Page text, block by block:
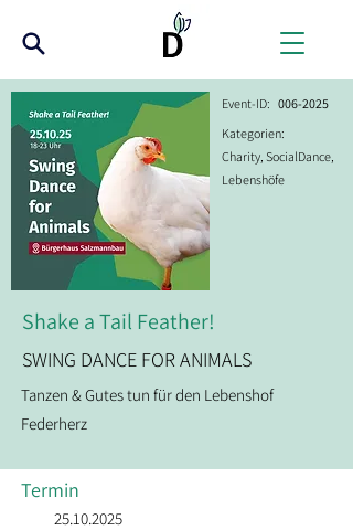
Event-ID: 006-2025
Kategorien:
Charity, SocialDance,
Lebenshöfe
Shake a Tail Feather!
SWING DANCE FOR ANIMALS
Tanzen & Gutes tun für den Lebenshof
Federherz
Termin
25.10.2025